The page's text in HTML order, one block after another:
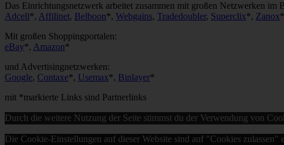
Das Einrichtungsnetzwerk arbeitet zusammen mit großen Netzwerken im
Adcell*, Affilinet, Belboon*, Webgains, Tradedoubler, Superclix*, Zanox*
Mit großen Shoppingportalen:
eBay*, Amazon*
und Advertisingnetzwerken:
Google, Contaxe*, Usemax*, Binlayer*
mit *markierte Links sind Partnerlinks
Durch die weitere Nutzung der Seite stimmst du der Verwendung von
Die Cookie-Einstellungen auf dieser Website sind auf "Cookies